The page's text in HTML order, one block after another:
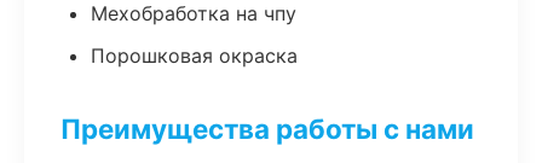
Мехобработка на чпу
Порошковая окраска
Преимущества работы с нами